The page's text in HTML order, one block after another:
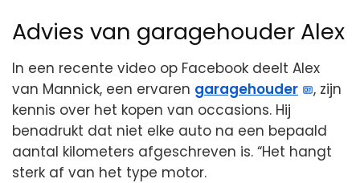
Advies van garagehouder Alex
In een recente video op Facebook deelt Alex
van Mannick, een ervaren garagehouder
, zijn
kennis over het kopen van occasions. Hij
benadrukt dat niet elke auto na een bepaald
aantal kilometers afgeschreven is. “Het hangt
sterk af van het type motor.